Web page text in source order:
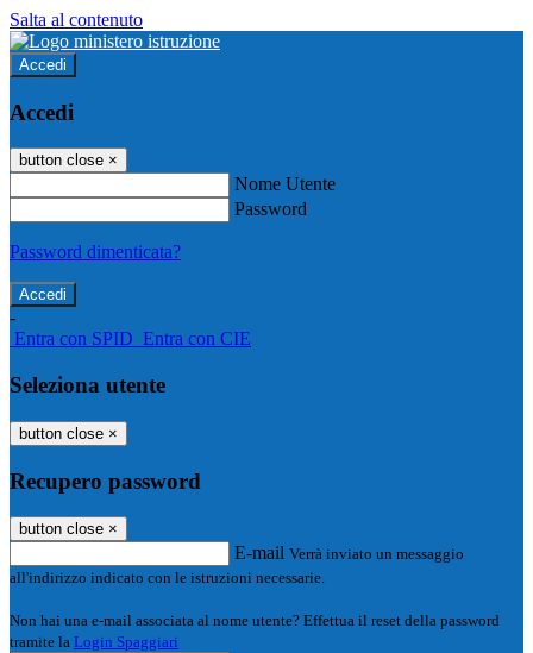
Salta al contenuto
Accedi
Accedi
button close ×
Nome Utente
Password
Password dimenticata?
-
Entra con SPID Entra con CIE
Seleziona utente
button close ×
Recupero password
button close ×
E-mail Verrà inviato un messaggio
all'indirizzo indicato con le istruzioni necessarie.
Non hai una e-mail associata al nome utente? Effettua il reset della password
tramite la Login Spaggiari